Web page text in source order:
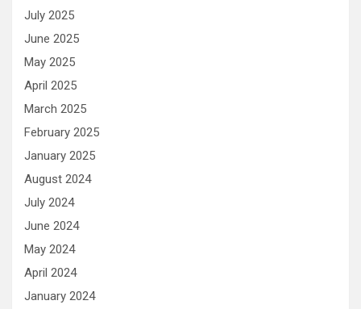
July 2025
June 2025
May 2025
April 2025
March 2025
February 2025
January 2025
August 2024
July 2024
June 2024
May 2024
April 2024
January 2024